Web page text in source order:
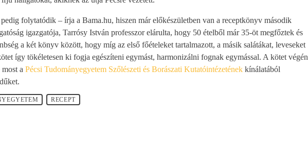
folytatódik – írja a Bama.hu, hiszen már előkészületben van a receptkönyv második
igazgatója, Tarrósy István professzor elárulta, hogy 50 ételből már 35-öt megfőztek és
a két könyv között, hogy míg az első főételeket tartalmazott, a másik salátákat, leveseket
így tökéletesen ki fogja egészíteni egymást, harmonizálni fognak egymással. A kötet végén
a Pécsi Tudományegyetem Szőlészeti és Borászati Kutatóintézetének kínálatából
RECEPT